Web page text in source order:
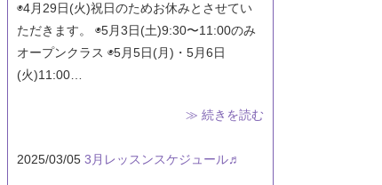
◉4月29日(火)祝日のためお休みとさせてい
ただきます。 ◉5月3日(土)9:30〜11:00のみ
オープンクラス ◉5月5日(月)・5月6日
(火)11:00…
≫ 続きを読む
2025/03/05 3月レッスンスケジュール♬